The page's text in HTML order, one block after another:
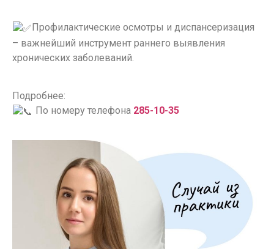
Профилактические осмотры и диспансеризация
– важнейший инструмент раннего выявления
хронических заболеваний.
Подробнее:
По номеру телефона 285-10-35